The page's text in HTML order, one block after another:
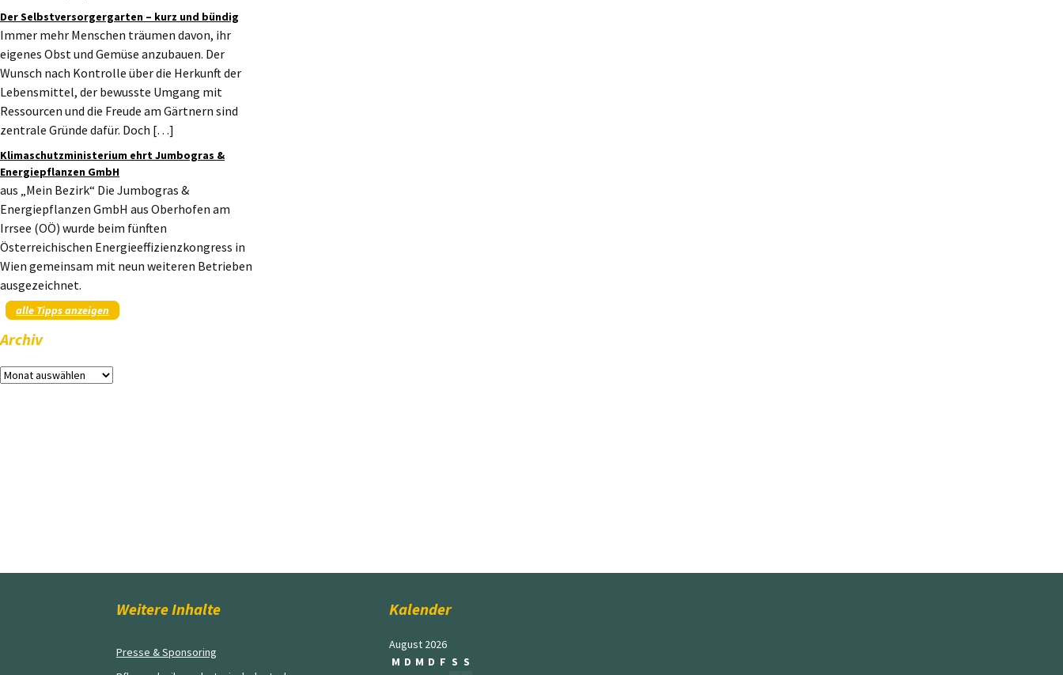
Der Selbstversorgergarten – kurz und bündig
Immer mehr Menschen träumen davon, ihr
eigenes Obst und Gemüse anzubauen. Der
Wunsch nach Kontrolle über die Herkunft der
Lebensmittel, der bewusste Umgang mit
Ressourcen und die Freude am Gärtnern sind
zentrale Gründe dafür. Doch […]
Klimaschutzministerium ehrt Jumbogras &
Energiepflanzen GmbH
aus „Mein Bezirk“ Die Jumbogras &
Energiepflanzen GmbH aus Oberhofen am
Irrsee (OÖ) wurde beim fünften
Österreichischen Energieeffizienzkongress in
Wien gemeinsam mit neun weiteren Betrieben
ausgezeichnet.
alle Tipps anzeigen
Archiv
Archiv
Weitere Inhalte
Presse & Sponsoring
Kalender
August 2026
M D M D F S S